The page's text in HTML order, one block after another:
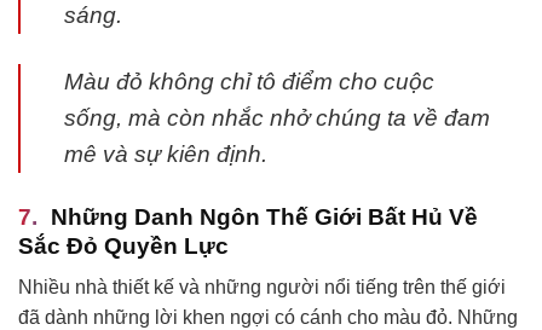
sáng.
Màu đỏ không chỉ tô điểm cho cuộc
sống, mà còn nhắc nhở chúng ta về đam
mê và sự kiên định.
Những Danh Ngôn Thế Giới Bất Hủ Về
Sắc Đỏ Quyền Lực
Nhiều nhà thiết kế và những người nổi tiếng trên thế giới
đã dành những lời khen ngợi có cánh cho màu đỏ. Những